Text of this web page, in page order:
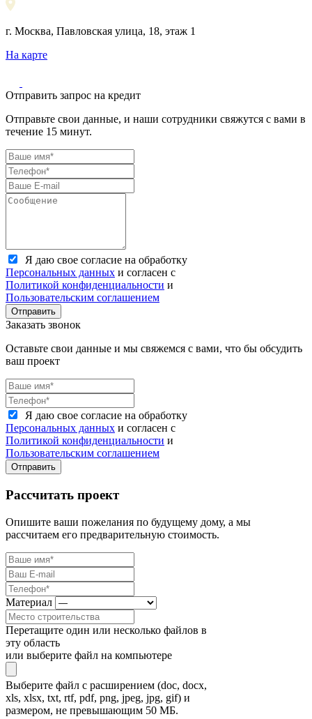
г. Москва, Павловская улица, 18, этаж 1
На карте
Отправить запрос на кредит
Отправьте свои данные, и наши сотрудники свяжутся с вами в
течение 15 минут.
Я даю свое согласие на обработку
Персональных данных и согласен с
Политикой конфиденциальности и
Пользовательским соглашением
Отправить
Заказать звонок
Оставьте свои данные и мы свяжемся с вами, что бы обсудить
ваш проект
Я даю свое согласие на обработку
Персональных данных и согласен с
Политикой конфиденциальности и
Пользовательским соглашением
Отправить
Рассчитать проект
Опишите ваши пожелания по будущему дому, а мы
рассчитаем его предварительную стоимость.
Материал
Перетащите один или несколько файлов в
эту область
или выберите файл на компьютере
Выберите файл с расширением (doc, docx,
xls, xlsx, txt, rtf, pdf, png, jpeg, jpg, gif) и
размером, не превышающим 50 МБ.